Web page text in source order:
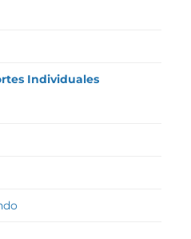
Individuales